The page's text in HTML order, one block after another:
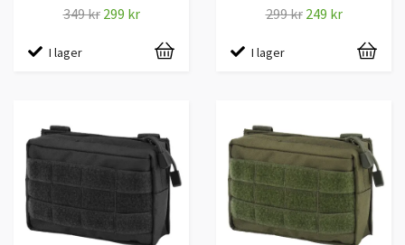
349 kr 299 kr
I lager
299 kr 249 kr
I lager